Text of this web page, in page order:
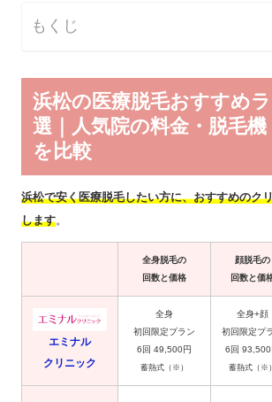
もくじ
浜松の医療脱毛おすすめ
選｜人気院の料金・脱毛機
を比較
浜松で安く医療脱毛したい方に、おすすめのク
します。
全身脱毛の
回数と価格
顔脱毛の
回数と価
エミナル
クリニック
全身
初回限定プラン
6回 49,500円
蓄熱式（※）
全身+顔
初回限定プ
6回 93,500
蓄熱式（※）